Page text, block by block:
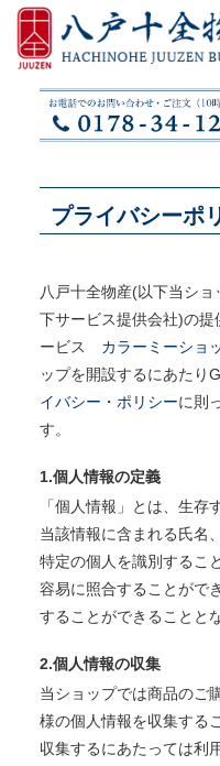
プライバシーポ
八戸十全物産(以下当ショ
下サービス提供会社)の
ービス カラーミーショ
ップを開設するにあたり
イバシー・ポリシーに則
す。
1.個人情報の定義
「個人情報」とは、生存
当該情報に含まれる氏名
特定の個人を識別するこ
容易に照合することがで
することができることと
2.個人情報の収集
当ショップでは商品のご
様の個人情報を収集する
収集するにあたっては利